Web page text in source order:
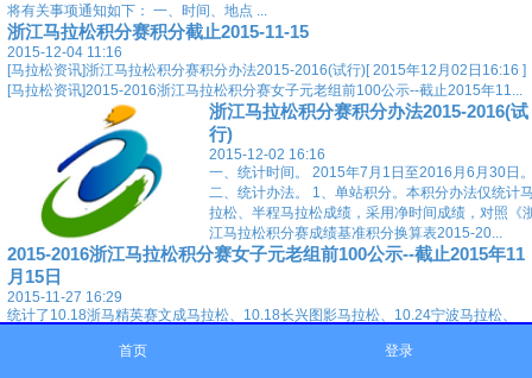
将有关事项通知如下： 一、时间、地点 ...
浙江马拉松积分赛积分截止2015-11-15
2015-12-04 11:16
[马拉松资讯]浙江马拉松积分赛积分办法2015-2016(试行)[ 2015年12月02日16:16 ]
[马拉松资讯]2015-2016浙江马拉松积分赛女子元老组前100公示--截止2015年11...
浙江马拉松积分赛积分办法2015-2016(试
行)
2015-12-02 16:16
一、统计时间。 2015年7月1日至2016月6月30日
二、统计办法。 1、单站积分。本积分办法仅统计
拉松、半程马拉松成绩，采用净时间成绩，对照《
江马拉松积分赛成绩基准积分换算表2015-20...
2015-2016浙江马拉松积分赛女子元老组前100公示--截止2015年11
月15日
2015-11-27 16:29
统计了10.18浙马精英赛文成马拉松、10.18长兴图影马拉松、10.24宁波马拉松、
积分赛成绩敬请期待。年龄组...
首页 登录